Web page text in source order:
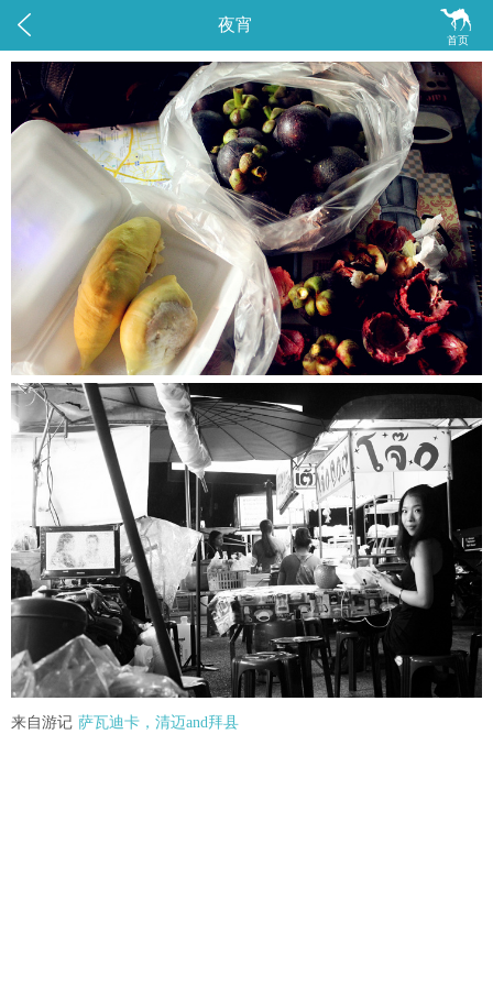
 
首页
夜宵
来自游记 萨瓦迪卡，清迈and拜县